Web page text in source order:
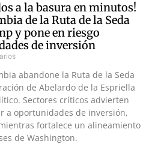
a la basura en minutos!
de la Ruta de la Seda
y pone en riesgo
de inversión
abandone la Ruta de la Seda
de Abelardo de la Espriella
Sectores críticos advierten
a oportunidades de inversión,
fortalece un alineamiento
de Washington.